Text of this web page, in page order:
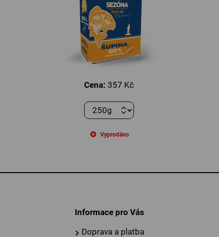
Cena: 357 Kč
Vyprodáno
Informace pro Vás
Doprava a platba